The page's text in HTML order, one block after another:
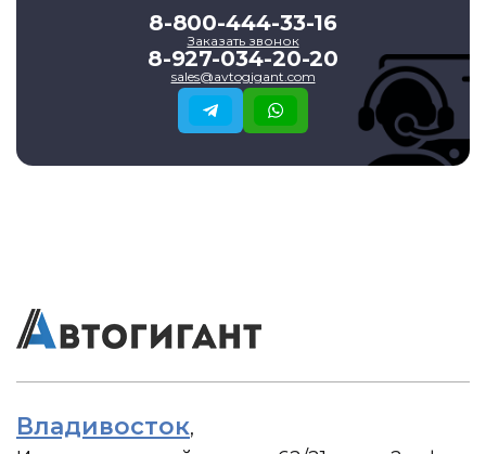
8-800-444-33-16
Заказать звонок
8-927-034-20-20
sales@avtogigant.com
Владивосток,